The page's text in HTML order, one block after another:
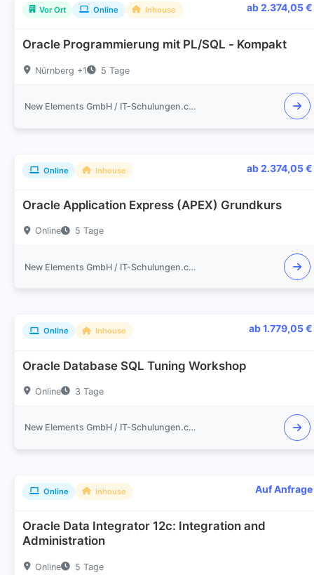
Vor Ort Online Inhouse ab 2.374,05 €
Oracle Programmierung mit PL/SQL - Kompakt
Nürnberg +1 5 Tage
New Elements GmbH / IT-Schulungen.com
Online Inhouse ab 2.374,05 €
Oracle Application Express (APEX) Grundkurs
Online 5 Tage
New Elements GmbH / IT-Schulungen.com
Online Inhouse ab 1.779,05 €
Oracle Database SQL Tuning Workshop
Online 3 Tage
New Elements GmbH / IT-Schulungen.com
Online Inhouse Auf Anfrage
Oracle Data Integrator 12c: Integration and
Administration
Online 5 Tage